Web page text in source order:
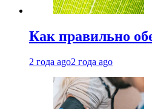
Как правильно
2 года ago2 года ago